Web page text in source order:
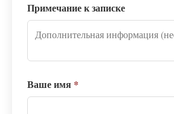
Примечание к записке
Ваше имя *